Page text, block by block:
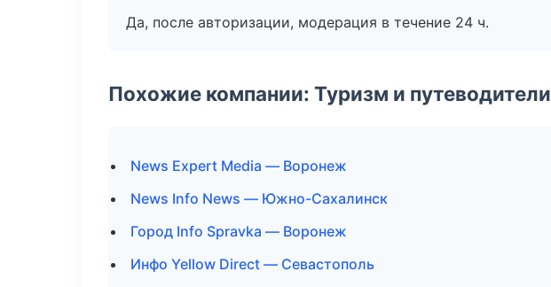
Да, после авторизации, модерация в течение 24 ч.
Похожие компании: Туризм и путеводители
News Expert Media — Воронеж
News Info News — Южно-Сахалинск
Город Info Spravka — Воронеж
Инфо Yellow Direct — Севастополь